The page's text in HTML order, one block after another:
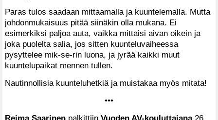
Paras tulos saadaan mittaamalla ja kuuntelemalla. Mutta
johdonmukaisuus pitää siinäkin olla mukana. Ei
esimerkiksi paljoa auta, vaikka mittaisi aivan oikein ja
joka puolelta salia, jos sitten kuunteluvaiheessa
pysyttelee mik-se-rin luona, ja jyrää kaikki muut
kuuntelupaikat mennen tullen.
Nautinnollisia kuunteluhetkiä ja muistakaa myös mitata!
•••
Reima Saarinen palkittiin Vuoden AV-kouluttajana 26.